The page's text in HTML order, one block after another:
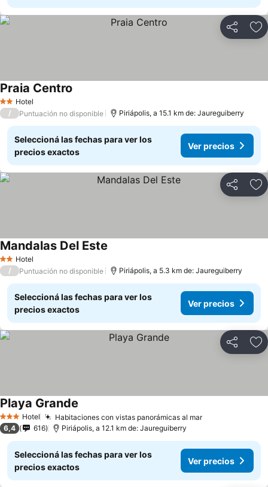
Compartir
2 Estrellas
Hotel
Praia Centro
/ Puntuación no disponible Piriápolis, a 15.1 km de: Jaureguiberry
Seleccioná las fechas para ver los
precios exactos
Ver precios
Compartir
2 Estrellas
Hotel
Mandalas Del Este
/ Puntuación no disponible Piriápolis, a 5.3 km de: Jaureguiberry
Seleccioná las fechas para ver los
precios exactos
Ver precios
Compartir
3 Estrellas
Hotel Habitaciones con vistas panorámicas al mar
Playa Grande
6,4 616 Piriápolis, a 12.1 km de: Jaureguiberry
Seleccioná las fechas para ver los
precios exactos
Ver precios